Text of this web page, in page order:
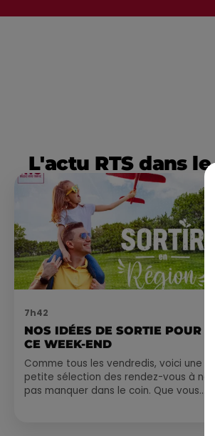
L'actu RTS dans
7h42
NOS IDÉES DE SORTIE POUR
CE WEEK-END
Comme tous les vendredis, voici une
petite sélection des rendez-vous à ne
pas manquer dans le coin. Que vous